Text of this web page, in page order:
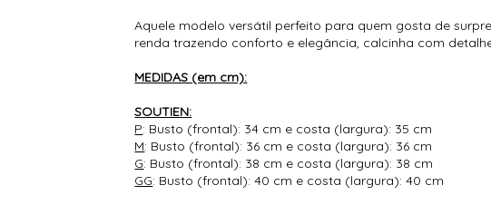
Aquele modelo versátil perfeito para quem gosta de
renda trazendo conforto e elegância, calcinha com
MEDIDAS (em cm):
SOUTIEN:
P: Busto (frontal): 34 cm e costa (largura): 35 cm
M: Busto (frontal): 36 cm e costa (largura): 36 cm
G: Busto (frontal): 38 cm e costa (largura): 38 cm
GG: Busto (frontal): 40 cm e costa (largura): 40 cm